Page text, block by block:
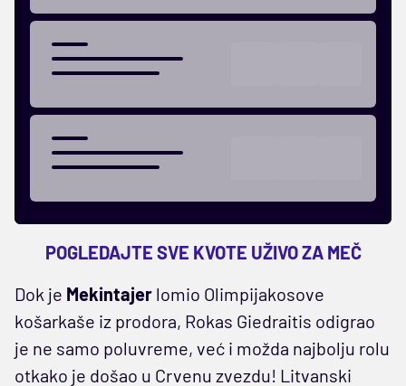
POGLEDAJTE SVE KVOTE UŽIVO ZA MEČ
Dok je Mekintajer lomio Olimpijakosove
košarkaše iz prodora, Rokas Giedraitis odigrao
je ne samo poluvreme, već i možda najbolju rolu
otkako je došao u Crvenu zvezdu! Litvanski